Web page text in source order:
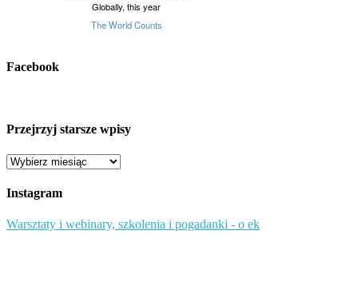
Facebook
Przejrzyj starsze wpisy
Przejrzyj
wpisy
Instagram
Warsztaty i webinary, szkolenia i pogadanki - o ek